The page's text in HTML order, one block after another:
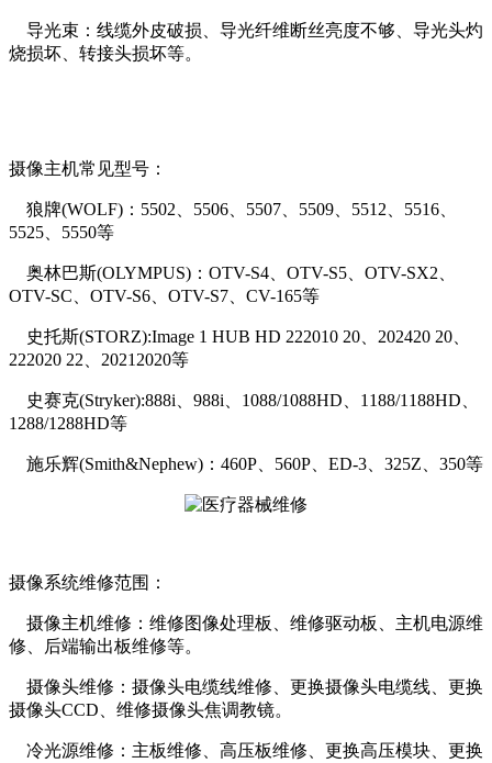
导光束：线缆外皮破损、导光纤维断丝亮度不够、导光头灼
烧损坏、转接头损坏等。
摄像主机常见型号：
狼牌(WOLF)：5502、5506、5507、5509、5512、5516、
5525、5550等
奥林巴斯(OLYMPUS)：OTV-S4、OTV-S5、OTV-SX2、
OTV-SC、OTV-S6、OTV-S7、CV-165等
史托斯(STORZ):Image 1 HUB HD 222010 20、202420 20、
222020 22、20212020等
史赛克(Stryker):888i、988i、1088/1088HD、1188/1188HD、
1288/1288HD等
施乐辉(Smith&Nephew)：460P、560P、ED-3、325Z、350等
摄像系统维修范围：
摄像主机维修：维修图像处理板、维修驱动板、主机电源维
修、后端输出板维修等。
摄像头维修：摄像头电缆线维修、更换摄像头电缆线、更换
摄像头CCD、维修摄像头焦调教镜。
冷光源维修：主板维修、高压板维修、更换高压模块、更换